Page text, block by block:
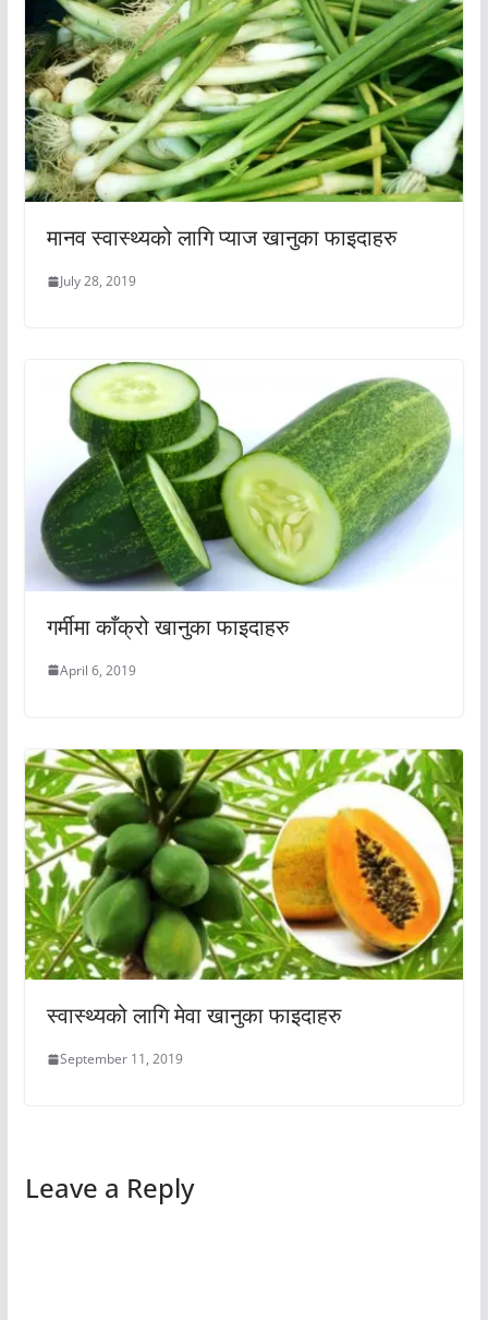
मानव स्वास्थ्यको लागि प्याज खानुका फाइदाहरु
July 28, 2019
गर्मीमा काँक्रो खानुका फाइदाहरु
April 6, 2019
स्वास्थ्यको लागि मेवा खानुका फाइदाहरु
September 11, 2019
Leave a Reply